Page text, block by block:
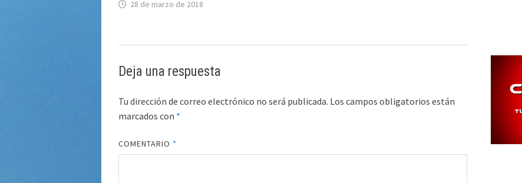
28 de marzo de 2018
Deja una respuesta
Tu dirección de correo electrónico no será publicada. Los campos obligatorios están
marcados con *
COMENTARIO *